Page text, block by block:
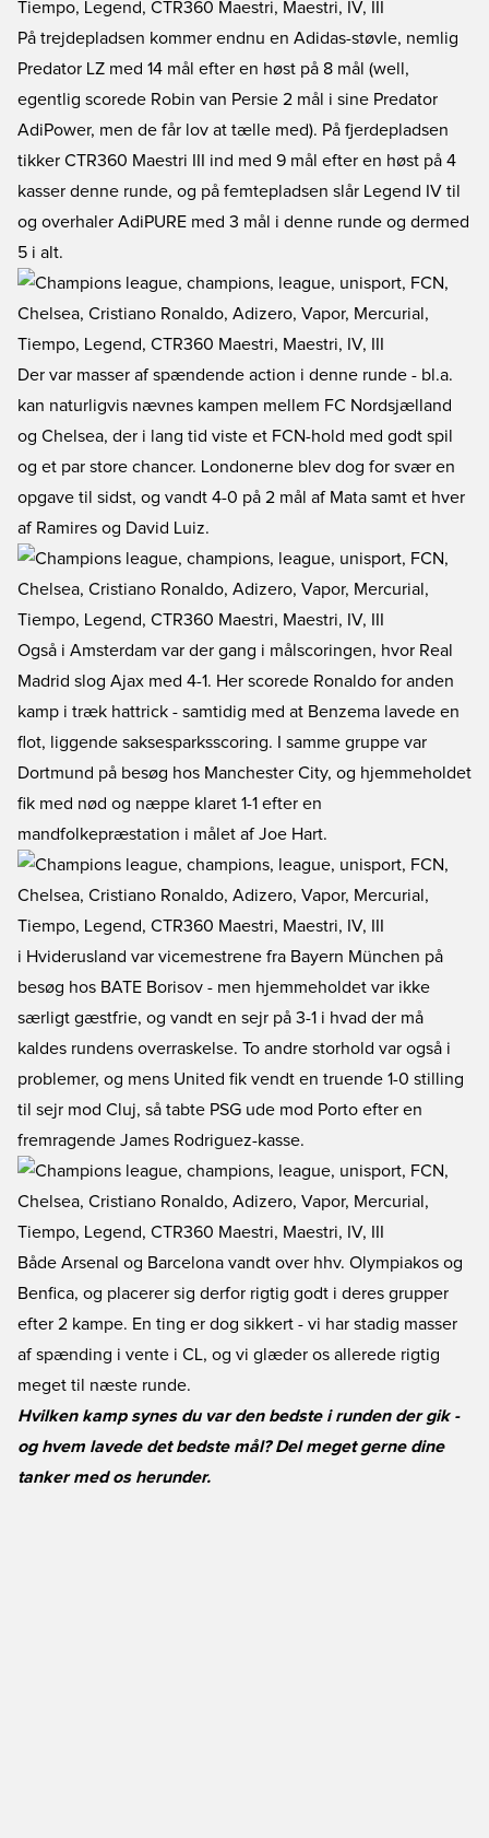
På trejdepladsen kommer endnu en Adidas-støvle, nemlig
Predator LZ med 14 mål efter en høst på 8 mål (well,
egentlig scorede Robin van Persie 2 mål i sine Predator
AdiPower, men de får lov at tælle med). På fjerdepladsen
tikker CTR360 Maestri III ind med 9 mål efter en høst på 4
kasser denne runde, og på femtepladsen slår Legend IV til
og overhaler AdiPURE med 3 mål i denne runde og dermed
5 i alt.
Der var masser af spændende action i denne runde - bl.a.
kan naturligvis nævnes kampen mellem FC Nordsjælland
og Chelsea, der i lang tid viste et FCN-hold med godt spil
og et par store chancer. Londonerne blev dog for svær en
opgave til sidst, og vandt 4-0 på 2 mål af Mata samt et hver
af Ramires og David Luiz.
Også i Amsterdam var der gang i målscoringen, hvor Real
Madrid slog Ajax med 4-1. Her scorede Ronaldo for anden
kamp i træk hattrick - samtidig med at Benzema lavede en
flot, liggende saksesparksscoring. I samme gruppe var
Dortmund på besøg hos Manchester City, og hjemmeholdet
fik med nød og næppe klaret 1-1 efter en
mandfolkepræstation i målet af Joe Hart.
i Hviderusland var vicemestrene fra Bayern München på
besøg hos BATE Borisov - men hjemmeholdet var ikke
særligt gæstfrie, og vandt en sejr på 3-1 i hvad der må
kaldes rundens overraskelse. To andre storhold var også i
problemer, og mens United fik vendt en truende 1-0 stilling
til sejr mod Cluj, så tabte PSG ude mod Porto efter en
fremragende James Rodriguez-kasse.
Både Arsenal og Barcelona vandt over hhv. Olympiakos og
Benfica, og placerer sig derfor rigtig godt i deres grupper
efter 2 kampe. En ting er dog sikkert - vi har stadig masser
af spænding i vente i CL, og vi glæder os allerede rigtig
meget til næste runde.
Hvilken kamp synes du var den bedste i runden der gik -
og hvem lavede det bedste mål? Del meget gerne dine
tanker med os herunder.